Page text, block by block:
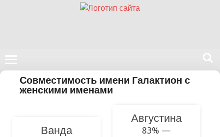
ПоискСовместимость имени Галактион с
женскими именами
Ванда
Августина
83% —